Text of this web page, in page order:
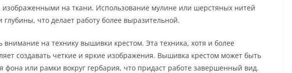
изображенными на ткани. Использование мулине или шерстяных нитей
глубины, что делает работу более выразительной.
внимание на технику вышивки крестом. Эта техника, хотя и более
создавать четкие и яркие изображения. Вышивка крестом может быть
фона или рамки вокруг гербария, что придаст работе завершенный вид.